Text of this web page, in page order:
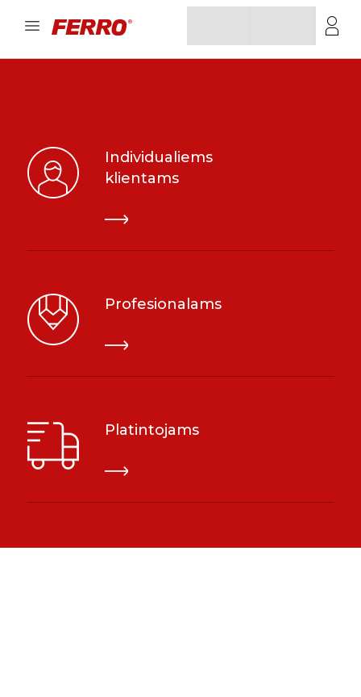
Individualiems
klientams
Profesionalams
Platintojams